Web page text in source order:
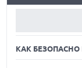
ОБЗОР МОНИТОРА
КАК